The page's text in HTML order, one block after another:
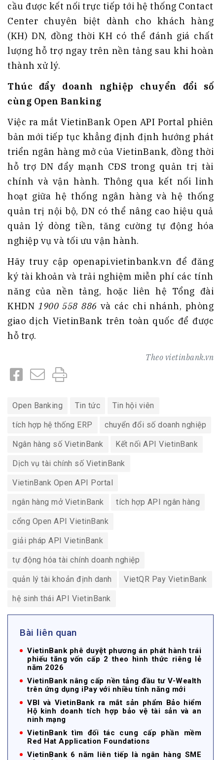
cầu được kết nối trực tiếp tới hệ thống Contact
Center chuyên biệt dành cho khách hàng
(KH) DN, đồng thời KH có thể đánh giá chất
lượng hỗ trợ ngay trên nền tảng sau khi hoàn
thành xử lý.
Thúc đẩy doanh nghiệp chuyển đổi số
cùng Open Banking
Việc ra mắt VietinBank Open API Portal phiên
bản mới tiếp tục khẳng định định hướng phát
triển ngân hàng mở của VietinBank, đồng thời
hỗ trợ DN đẩy mạnh CĐS trong quản trị tài
chính và vận hành. Thông qua kết nối linh
hoạt giữa hệ thống ngân hàng và hệ thống
quản trị nội bộ, DN có thể nâng cao hiệu quả
quản lý dòng tiền, tăng cường tự động hóa
nghiệp vụ và tối ưu vận hành.
Hãy truy cập openapi.vietinbank.vn để đăng
ký tài khoản và trải nghiệm miễn phí các tính
năng của nền tảng, hoặc liên hệ Tổng đài
KHDN1900 558 886 và các chi nhánh, phòng
giao dịch VietinBank trên toàn quốc để được
hỗ trợ.
Theo vietinbank.vn
Open Banking Tin tức Tin hội viên
tích hợp hệ thống ERP chuyển đổi số doanh nghiệp
Ngân hàng số VietinBank Kết nối API VietinBank
Dịch vụ tài chính số VietinBank
VietinBank Open API Portal
ngân hàng mở VietinBank tích hợp API ngân hàng
cổng Open API VietinBank
giải pháp API VietinBank
tự động hóa tài chính doanh nghiệp
quản lý tài khoản định danh VietQR Pay VietinBank
hệ sinh thái API VietinBank
Bài liên quan
VietinBank phê duyệt phương án phát hành trái
phiếu tăng vốn cấp 2 theo hình thức riêng lẻ
năm 2026
VietinBank nâng cấp nền tảng đầu tư V-Wealth
trên ứng dụng iPay với nhiều tính năng mới
VBI và VietinBank ra mắt sản phẩm Bảo hiểm
Hộ kinh doanh tích hợp bảo vệ tài sản và an
ninh mạng
VietinBank tìm đối tác cung cấp phần mềm
Red Hat Application Foundations
VietinBank 6 năm liên tiếp là ngân hàng SME